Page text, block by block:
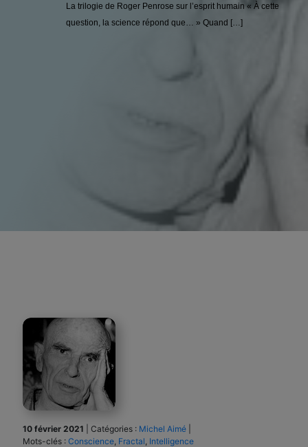
La trilogie de Roger Penrose sur l’esprit humain « À cette
question, la science répond que… » Quand […]
10 février 2021 Catégories : Michel Aimé
Mots-clés : Conscience Fractal Intelligence